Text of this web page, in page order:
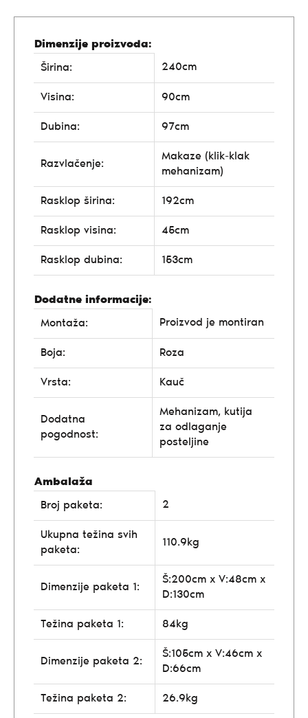
Dimenzije proizvoda:
Širina:
240cm
Visina: 90cm
Dubina: 97cm
Razvlačenje:
Makaze (klik-klak
mehanizam)
Rasklop širina: 192cm
Rasklop visina: 45cm
Rasklop dubina: 153cm
Dodatne informacije:
Montaža:
Proizvod je montiran
Boja: Roza
Vrsta: Kauč
Dodatna
pogodnost:
Mehanizam, kutija
za odlaganje
posteljine
Ambalaža
Broj paketa:
2
Ukupna težina svih
paketa:
110.9kg
Dimenzije paketa 1:
Š:200cm x V:48cm x
D:130cm
Težina paketa 1: 84kg
Dimenzije paketa 2:
Š:105cm x V:46cm x
D:66cm
Težina paketa 2: 26.9kg